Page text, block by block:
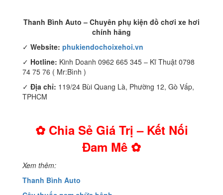
Thanh Bình Auto – Chuyên phụ kiện đồ chơi xe hơi
chính hãng
✓ Website: phukiendochoixehoi.vn
✓ Hotline: Kinh Doanh 0962 665 345 – Kĩ Thuật 0798
74 75 76 ( Mr:Bình )
✓ Địa chỉ: 119/24 Bùi Quang Là, Phường 12, Gò Vấp,
TPHCM
✿ Chia Sẻ Giá Trị – Kết Nối
Đam Mê ✿
Xem thêm:
Thanh Bình Auto